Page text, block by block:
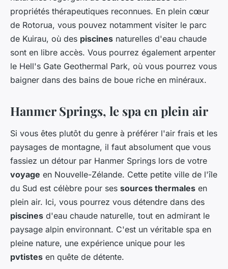
propriétés thérapeutiques reconnues. En plein cœur
de Rotorua, vous pouvez notamment visiter le parc
de Kuirau, où des piscines naturelles d'eau chaude
sont en libre accès. Vous pourrez également arpenter
le Hell's Gate Geothermal Park, où vous pourrez vous
baigner dans des bains de boue riche en minéraux.
Hanmer Springs, le spa en plein air
Si vous êtes plutôt du genre à préférer l'air frais et les
paysages de montagne, il faut absolument que vous
fassiez un détour par Hanmer Springs lors de votre
voyage en Nouvelle-Zélande. Cette petite ville de l'île
du Sud est célèbre pour ses sources thermales en
plein air. Ici, vous pourrez vous détendre dans des
piscines d'eau chaude naturelle, tout en admirant le
paysage alpin environnant. C'est un véritable spa en
pleine nature, une expérience unique pour les
pvtistes en quête de détente.